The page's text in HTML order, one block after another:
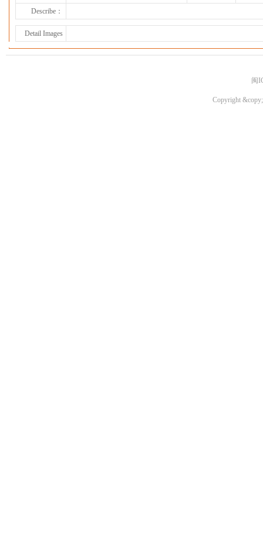
Describe：
Detail Images
闽
Copyright